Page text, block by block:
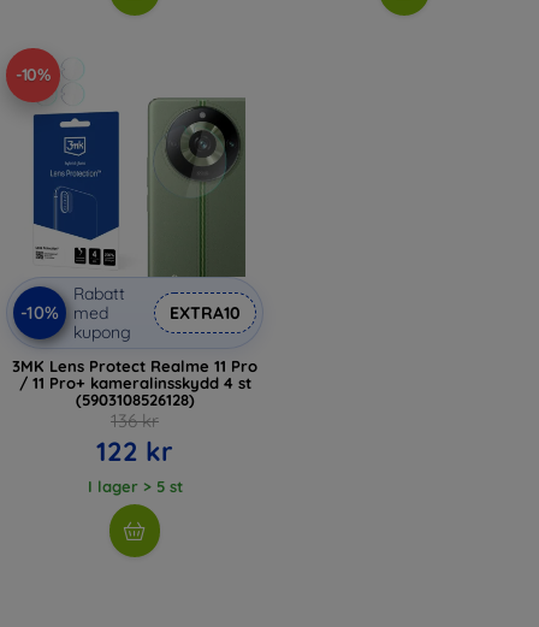
-10%
-10%
Rabatt
med
kupong
EXTRA10
3MK Lens Protect Realme 11 Pro
/ 11 Pro+ kameralinsskydd 4 st
(5903108526128)
136 kr
122 kr
I lager > 5 st